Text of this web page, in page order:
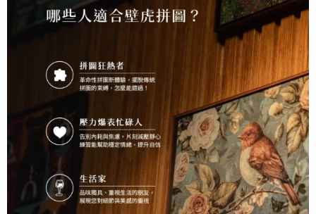
GECKO POWER PUZZLE ENGLISH DEMONSTRATION 2:38